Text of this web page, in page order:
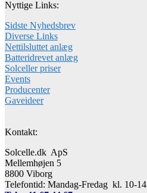
Nyttige Links:
Sidste Nyhedsbrev
Diverse Links
Nettilsluttet anlæg
Batteridrevet anlæg
Solceller priser
Events
Producenter
Gaveideer
Kontakt:
Solcelle.dk ApS
Mellemhøjen 5
8800 Viborg
Telefontid: Mandag-Fredag kl. 10-14